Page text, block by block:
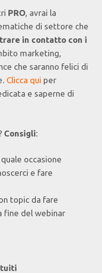
PRO, avrai la
di settore che
in contatto con i
marketing,
che saranno felici di
Clicca qui per
e saperne di
Consigli:
occasione
e fare
topic da fare
fine del webinar